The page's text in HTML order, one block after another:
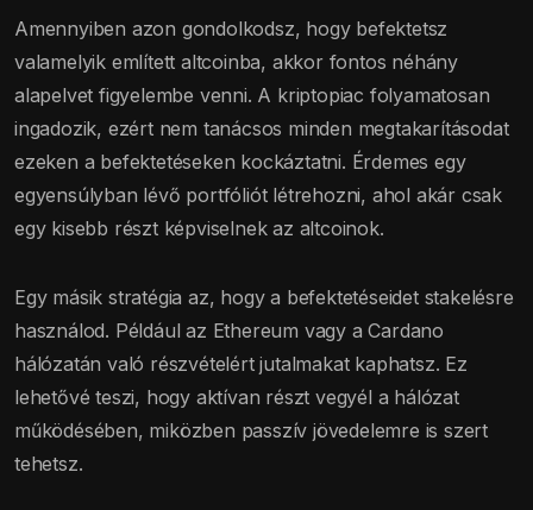
Amennyiben azon gondolkodsz, hogy befektetsz
valamelyik említett altcoinba, akkor fontos néhány
alapelvet figyelembe venni. A kriptopiac folyamatosan
ingadozik, ezért nem tanácsos minden megtakarításodat
ezeken a befektetéseken kockáztatni. Érdemes egy
egyensúlyban lévő portfóliót létrehozni, ahol akár csak
egy kisebb részt képviselnek az altcoinok.
Egy másik stratégia az, hogy a befektetéseidet stakelésre
használod. Például az Ethereum vagy a Cardano
hálózatán való részvételért jutalmakat kaphatsz. Ez
lehetővé teszi, hogy aktívan részt vegyél a hálózat
működésében, miközben passzív jövedelemre is szert
tehetsz.